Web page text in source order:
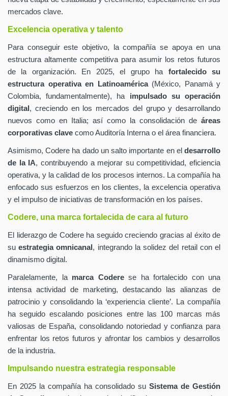
mercados clave.
Excelencia operativa y talento
Para conseguir este objetivo, la compañía se apoya en una
estructura altamente competitiva para asumir los retos futuros
de la organización. En 2025, el grupo ha fortalecido su
estructura operativa en Latinoamérica(México, Panamá y
Colombia, fundamentalmente), ha impulsado su operación
digital , creciendo en los mercados del grupo y desarrollando
nuevos como en Italia; así como la consolidación de áreas
corporativas clave como Auditoría Interna o el área financiera.
Asimismo, Codere ha dado un salto importante en el desarrollo
de la IA, contribuyendo a mejorar su competitividad, eficiencia
operativa, y la calidad de los procesos internos. La compañía ha
enfocado sus esfuerzos en los clientes, la excelencia operativa
y el impulso de iniciativas de transformación en los países.
Codere, una marca fortalecida de cara al futuro
El liderazgo de Codere ha seguido creciendo gracias al éxito de
suestrategia omnicanal , integrando la solidez del retail con el
dinamismo digital.
Paralelamente, la marca Coderese ha fortalecido con una
intensa actividad de marketing, destacando las alianzas de
patrocinio y consolidando la ‘experiencia cliente’. La compañía
ha seguido escalando posiciones entre las 100 marcas más
valiosas de España, consolidando notoriedad y confianza para
enfrentar los retos futuros y afrontar los cambios y desarrollos
de la industria.
Impulsando nuestra estrategia responsable
En 2025 la compañía ha consolidado su Sistema de Gestión